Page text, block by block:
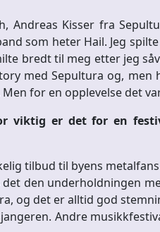
Andreas Kisser fra
som heter Hail. Jeg
bredt til meg etter jeg
med Sepultura og, men
for en opplevelse det
viktig er det for en
tilbud til byens
den underholdningen
og det er alltid god
Andre